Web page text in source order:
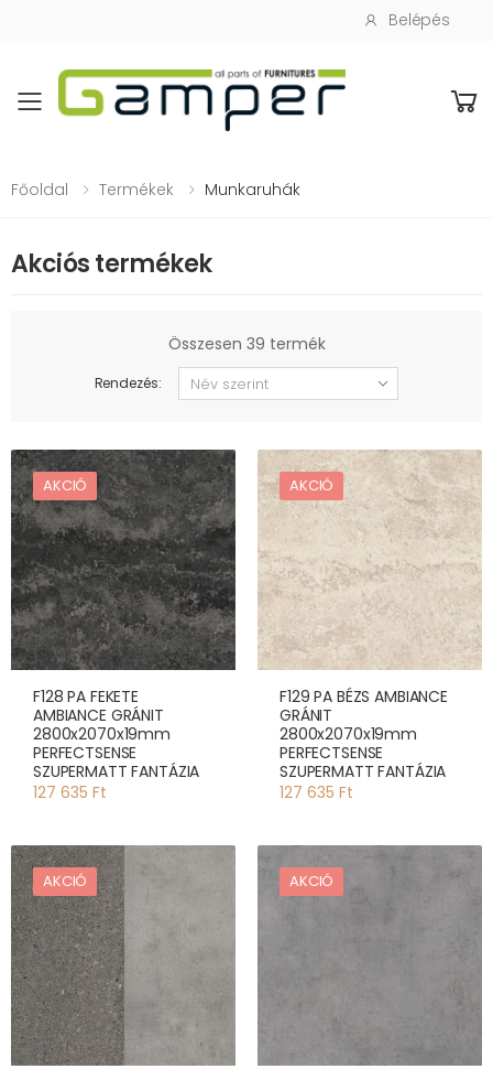
Belépés
Toggle mobile menu
Főoldal Termékek Munkaruhák
Akciós termékek
Összesen 39 termék
Rendezés:
AKCIÓ
F128 PA FEKETE
AMBIANCE GRÁNIT
2800x2070x19mm
PERFECTSENSE
SZUPERMATT FANTÁZIA
127 635 Ft
AKCIÓ
F129 PA BÉZS AMBIANCE
GRÁNIT
2800x2070x19mm
PERFECTSENSE
SZUPERMATT FANTÁZIA
127 635 Ft
AKCIÓ AKCIÓ